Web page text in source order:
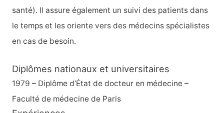
:
santé). Il assure également un suivi des patients dans
le temps et les oriente vers des médecins spécialistes
en cas de besoin.
Diplômes nationaux et universitaires
1979 – Diplôme d’État de docteur en médecine –
Faculté de médecine de Paris